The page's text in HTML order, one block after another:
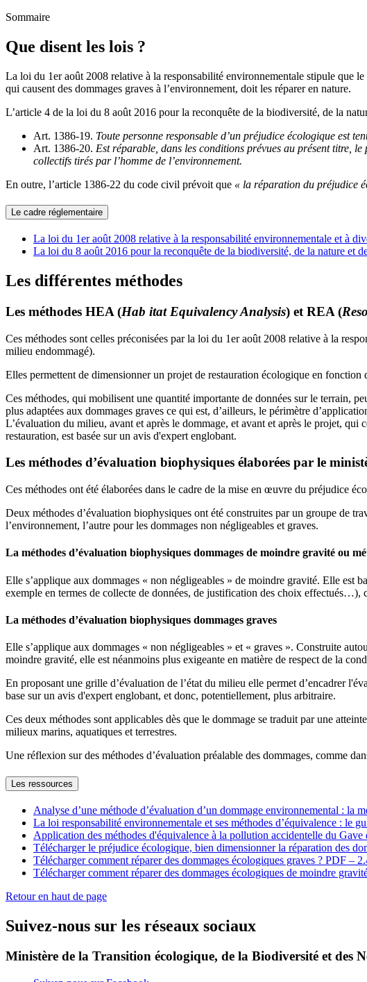
Sommaire
Que disent les lois ?
La loi du 1er août 2008 relative à la responsabilité environnementale stipule que
qui causent des dommages graves à l’environnement, doit les réparer en nature.
L’article 4 de la loi du 8 août 2016 pour la reconquête de la biodiversité, de la
Art. 1386-19. Toute personne responsable d’un préjudice écologique est
Art. 1386-20. Est réparable, dans les conditions prévues au présent titre,
collectifs tirés par l’homme de l’environnement.
En outre, l’article 1386-22 du code civil prévoit que « la réparation du préjudice
Le cadre réglementaire
La loi du 1er août 2008 relative à la responsabilité environnementale et à
La loi du 8 août 2016 pour la reconquête de la biodiversité, de la nature et
Les différentes méthodes
Les méthodes HEA (Hab itat Equivalency Analysis) et REA (
Ces méthodes sont celles préconisées par la loi du 1er août 2008 relative à la
milieu endommagé).
Elles permettent de dimensionner un projet de restauration écologique en
Ces méthodes, qui mobilisent une quantité importante de données sur le terrain,
plus adaptées aux dommages graves ce qui est, d’ailleurs, le périmètre
L’évaluation du milieu, avant et après le dommage, et avant et après le projet,
restauration, est basée sur un avis d'expert englobant.
Les méthodes d’évaluation biophysiques élaborées par le
Ces méthodes ont été élaborées dans le cadre de la mise en œuvre du préjudice
Deux méthodes d’évaluation biophysiques ont été construites par un groupe de
l’environnement, l’autre pour les dommages non négligeables et graves.
La méthodes d’évaluation biophysiques dommages de moindre gravité ou
Elle s’applique aux dommages « non négligeables » de moindre gravité. Elle est
exemple en termes de collecte de données, de justification des choix
La méthodes d’évaluation biophysiques dommages graves
Elle s’applique aux dommages « non négligeables » et « graves ». Construite
moindre gravité, elle est néanmoins plus exigeante en matière de respect de la
En proposant une grille d’évaluation de l’état du milieu elle permet d’encadrer
base sur un avis d'expert englobant, et donc, potentiellement, plus arbitraire.
Ces deux méthodes sont applicables dès que le dommage se traduit par une
milieux marins, aquatiques et terrestres.
Une réflexion sur des méthodes d’évaluation préalable des dommages, comme
Les ressources
Analyse d’une méthode d’évaluation d’un dommage environnemental : la
La loi responsabilité environnementale et ses méthodes d’équivalence : le
Application des méthodes d'équivalence à la pollution accidentelle du
Télécharger le préjudice écologique, bien dimensionner la réparation des
Télécharger comment réparer des dommages écologiques graves ? PDF –
Télécharger comment réparer des dommages écologiques de moindre
Retour en haut de page
Suivez-nous sur les réseaux sociaux
Ministère de la Transition écologique, de la Biodiversité et des